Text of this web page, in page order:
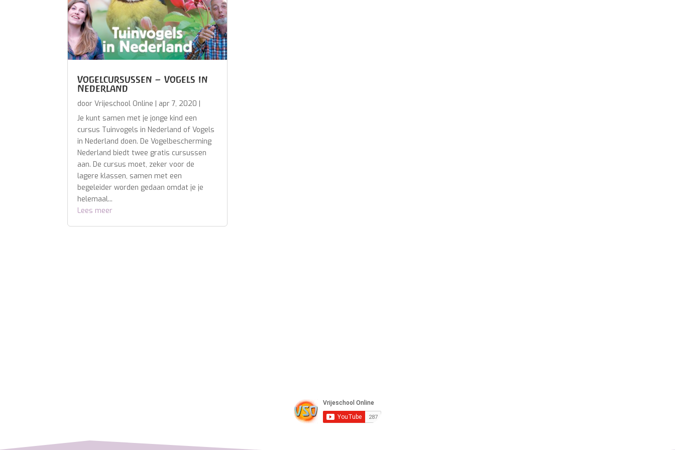
Vogelcursussen – Vogels in
Nederland
doorVrijeschool Online | apr 7, 2020 |
Je kunt samen met je jonge kind een
cursus Tuinvogels in Nederland of Vogels
in Nederland doen. De Vogelbescherming
Nederland biedt twee gratis cursussen
aan. De cursus moet, zeker voor de
lagere klassen, samen met een
begeleider worden gedaan omdat je je
helemaal...
Lees meer